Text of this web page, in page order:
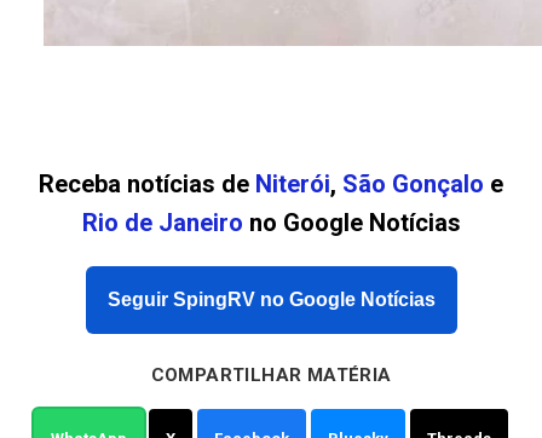
Receba notícias de Niterói, São Gonçalo e
Rio de Janeiro no Google Notícias
Seguir SpingRV no Google Notícias
COMPARTILHAR MATÉRIA